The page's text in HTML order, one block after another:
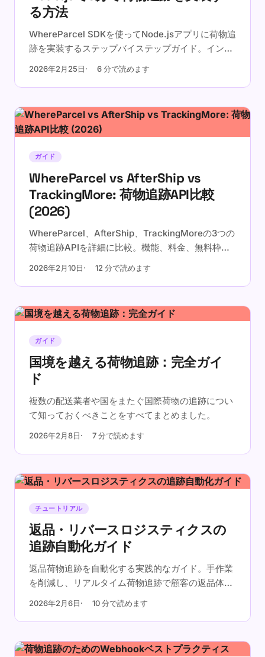
る方法
WhereParcel SDKを使ってNode.jsアプリに荷物追
跡を実装するステップバイステップガイド。インス
トールからWebhookまで完全なコード例付き。
2026年2月25日 6 分で読めます
ガイド
WhereParcel vs AfterShip vs
TrackingMore: 荷物追跡API比較
(2026)
WhereParcel、AfterShip、TrackingMoreの3つの
荷物追跡APIを詳細に比較。機能、料金、無料枠、
開発者体験まで、2026年最新情報でご確認くださ
2026年2月10日 12 分で読めます
ガイド
国境を越える荷物追跡：完全ガイ
ド
複数の配送業者や国をまたぐ国際荷物の追跡につい
て知っておくべきことをすべてまとめました。
2026年2月8日 7 分で読めます
チュートリアル
返品・リバースロジスティクスの
追跡自動化ガイド
返品荷物追跡を自動化する実践的なガイド。手作業
を削減し、リアルタイム荷物追跡で顧客の返品体験
を改善しましょう。
2026年2月6日 10 分で読めます